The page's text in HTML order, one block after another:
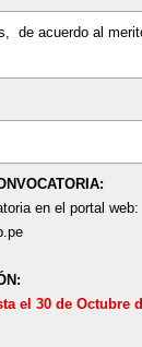
mediante el
(6) especialidades:
Minería
de acuerdo al
en el portal web:
el 30 de Octubre